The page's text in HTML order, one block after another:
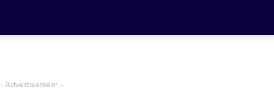
- Advertisement -